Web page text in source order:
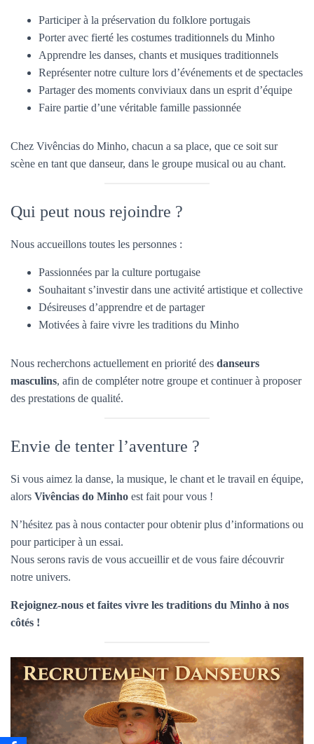
Participer à la préservation du folklore portugais
Porter avec fierté les costumes traditionnels du Minho
Apprendre les danses, chants et musiques traditionnels
Représenter notre culture lors d’événements et de spectacles
Partager des moments conviviaux dans un esprit d’équipe
Faire partie d’une véritable famille passionnée
Chez Vivências do Minho, chacun a sa place, que ce soit sur
scène en tant que danseur, dans le groupe musical ou au chant.
Qui peut nous rejoindre ?
Nous accueillons toutes les personnes :
Passionnées par la culture portugaise
Souhaitant s’investir dans une activité artistique et collective
Désireuses d’apprendre et de partager
Motivées à faire vivre les traditions du Minho
Nous recherchons actuellement en priorité des danseurs
masculins, afin de compléter notre groupe et continuer à proposer
des prestations de qualité.
Envie de tenter l’aventure ?
Si vous aimez la danse, la musique, le chant et le travail en équipe,
alors Vivências do Minho est fait pour vous !
N’hésitez pas à nous contacter pour obtenir plus d’informations ou
pour participer à un essai.
Nous serons ravis de vous accueillir et de vous faire découvrir
notre univers.
Rejoignez-nous et faites vivre les traditions du Minho à nos
côtés !